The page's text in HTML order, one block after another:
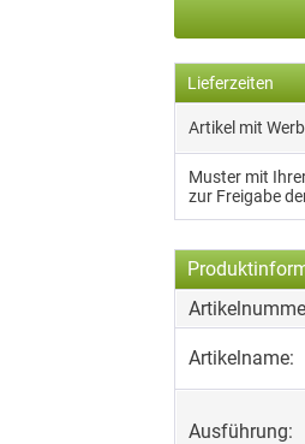
Lieferzeiten
Artikel mit
Muster mit
zur Freigabe
Artikelname:
Ausführung: